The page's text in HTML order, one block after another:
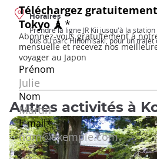
Horaires
Prendre la ligne JR Kii jusqu'à la
bus du parc Hinomisaki, pour un trajet
Autres activités à